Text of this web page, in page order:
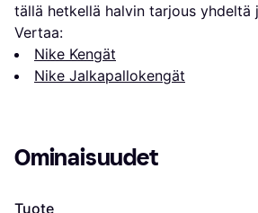
tällä hetkellä halvin tarjous yhdeltä
Vertaa:
Nike Kengät
Nike Jalkapallokengät
Ominaisuudet
Tuote